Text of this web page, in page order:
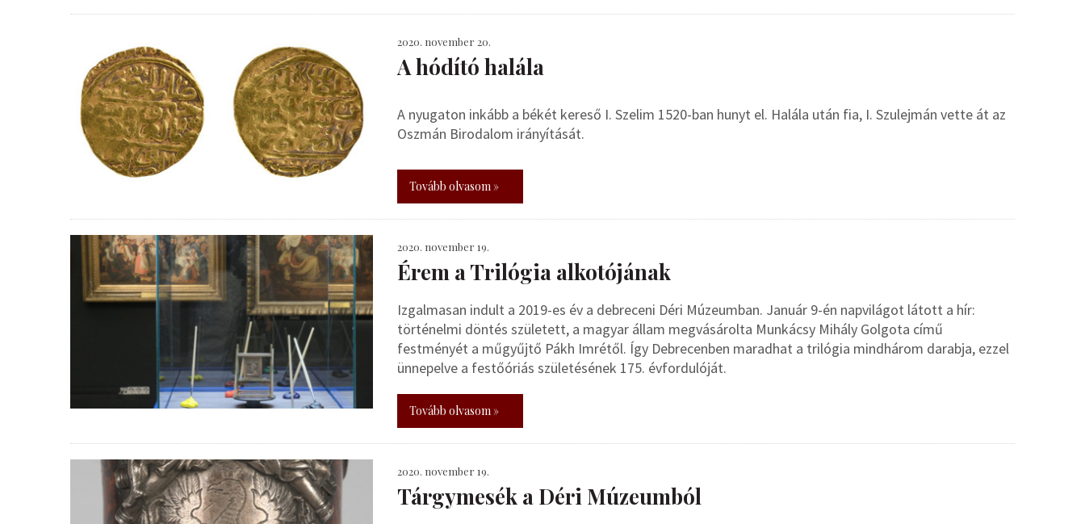
2020. november 20.
A hódító halála
A nyugaton inkább a békét kereső I. Szelim 1520-ban hunyt el. Halála után fia, I. Szulejmán vette át az
Oszmán Birodalom irányítását.
Tovább olvasom »
2020. november 19.
Érem a Trilógia alkotójának
Izgalmasan indult a 2019-es év a debreceni Déri Múzeumban. Január 9-én napvilágot látott a hír:
történelmi döntés született, a magyar állam megvásárolta Munkácsy Mihály Golgota című
festményét a műgyűjtő Pákh Imrétől. Így Debrecenben maradhat a trilógia mindhárom darabja, ezzel
ünnepelve a festőóriás születésének 175. évfordulóját.
Tovább olvasom »
2020. november 19.
Tárgymesék a Déri Múzeumból